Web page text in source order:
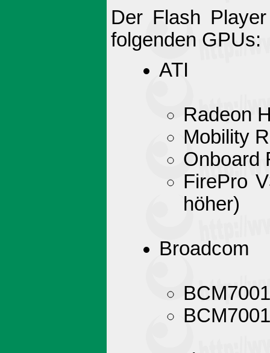
Der Flash
folgenden GPUs:
ATI
Radeon
Mobility
Onboard
FirePro
höher)
Broadcom